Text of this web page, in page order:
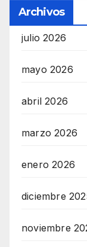
Archivos
julio 2026
mayo 2026
abril 2026
marzo 2026
enero 2026
diciembre
noviembre